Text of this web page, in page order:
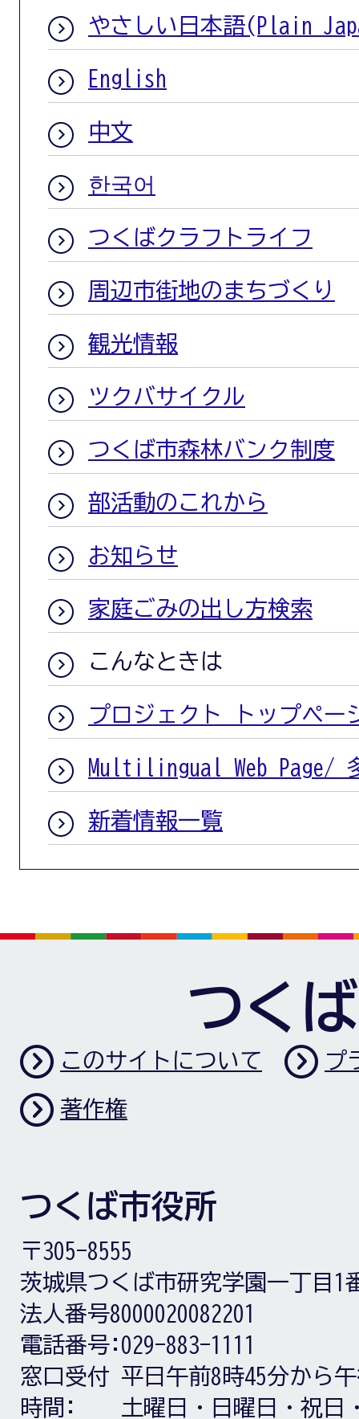
やさしい日本語(Plain
English
中文
한국어
つくばクラフトライフ
周辺市街地のまちづくり
観光情報
ツクバサイクル
つくば市森林バンク制度
部活動のこれから
お知らせ
家庭ごみの出し方検索
こんなときは
プロジェクト トップペー
Multilingual Web Page/
新着情報一覧
つく
このサイトについて プ
著作権
つくば市役所
〒305-8555
茨城県つくば市研究学園一丁目1
法人番号8000020082201
電話番号: 029-883-1111
窓口受付
時間:
平日午前8時45分から
土曜日・日曜日・祝日